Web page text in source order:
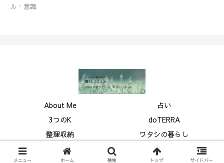
ル・意識
About Me
占い
3つのK
doTERRA
整理収納
ワタシの暮らし
© 2025 暮らしのこよみ.
メニュー ホーム 検索 トップ サイドバー